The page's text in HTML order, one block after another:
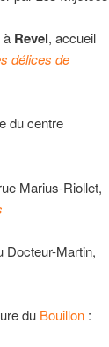
à Revel, accueil
délices de
du centre
Marius-Riollet,
Docteur-Martin,
du Bouillon: